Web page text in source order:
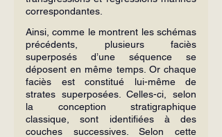
correspondantes.
Ainsi, comme le montrent les schémas
précédents, plusieurs faciès
superposés d’une séquence se
déposent en même temps. Or chaque
faciès est constitué lui-même de
strates superposées. Celles-ci, selon
la conception stratigraphique
classique, sont identifiées à des
couches successives. Selon cette